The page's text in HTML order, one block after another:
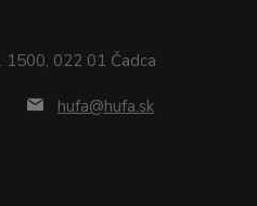
1500, 022 01 Čadca
hufa@hufa.sk